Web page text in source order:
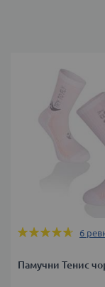
Оценка:
6
Памучни Тенис